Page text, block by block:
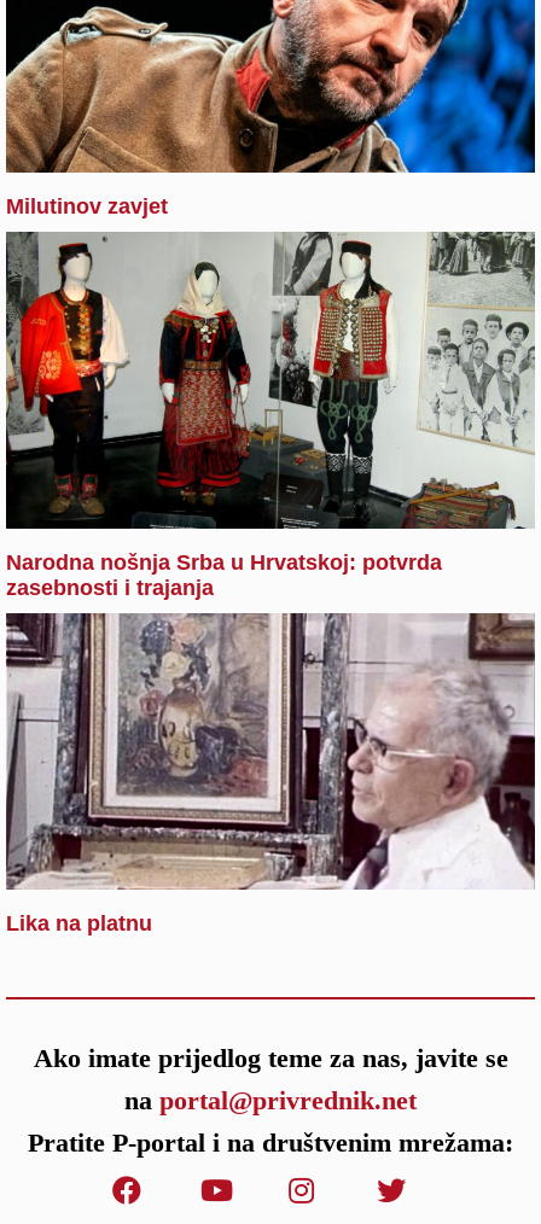
Milutinov zavjet
Narodna nošnja Srba u Hrvatskoj: potvrda
zasebnosti i trajanja
Lika na platnu
Ako imate prijedlog teme za nas, javite se
na portal@privrednik.net
Pratite P-portal i na društvenim mrežama: